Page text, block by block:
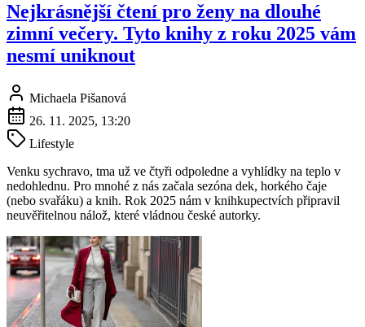
Nejkrásnější čtení pro ženy na dlouhé
zimní večery. Tyto knihy z roku 2025 vám
nesmí uniknout
Michaela Pišanová
26. 11. 2025, 13:20
Lifestyle
Venku sychravo, tma už ve čtyři odpoledne a vyhlídky na teplo v
nedohlednu. Pro mnohé z nás začala sezóna dek, horkého čaje
(nebo svařáku) a knih. Rok 2025 nám v knihkupectvích připravil
neuvěřitelnou nálož, které vládnou české autorky.